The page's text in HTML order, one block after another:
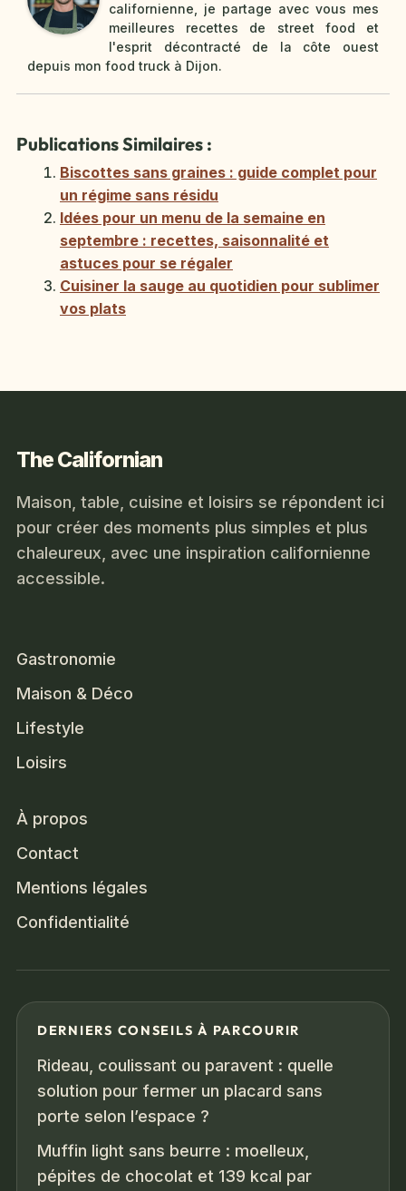
californienne, je partage avec vous mes
meilleures recettes de street food et
l'esprit décontracté de la côte ouest
depuis mon food truck à Dijon.
Publications Similaires :
Biscottes sans graines : guide complet pour
un régime sans résidu
Idées pour un menu de la semaine en
septembre : recettes, saisonnalité et
astuces pour se régaler
Cuisiner la sauge au quotidien pour sublimer
vos plats
The Californian
Maison, table, cuisine et loisirs se répondent ici
pour créer des moments plus simples et plus
chaleureux, avec une inspiration californienne
accessible.
Gastronomie
Maison & Déco
Lifestyle
Loisirs
À propos
Contact
Mentions légales
Confidentialité
DERNIERS CONSEILS À PARCOURIR
Rideau, coulissant ou paravent : quelle
solution pour fermer un placard sans
porte selon l’espace ?
Muffin light sans beurre : moelleux,
pépites de chocolat et 139 kcal par